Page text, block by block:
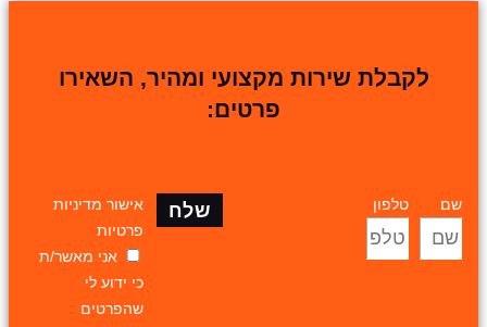
לקבלת שירות מקצועי ומהיר, השאירו
פרטים:
שם טלפון
אישור מדיניות
פרטיות
אני מאשר/ת
כי ידוע לי
שהפרטים
שלח